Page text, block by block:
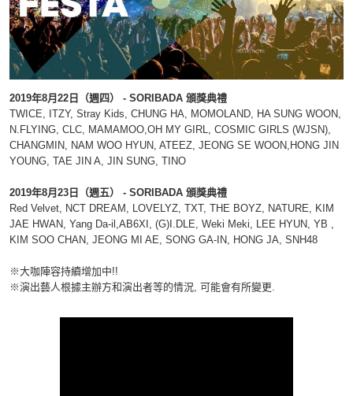
2019年8月22日（週四） - SORIBADA 頒獎典禮
TWICE, ITZY, Stray Kids, CHUNG HA, MOMOLAND, HA SUNG WOON,
N.FLYING, CLC, MAMAMOO,OH MY GIRL, COSMIC GIRLS (WJSN),
CHANGMIN, NAM WOO HYUN, ATEEZ, JEONG SE WOON,HONG JIN
YOUNG, TAE JIN A, JIN SUNG, TINO
2019年8月23日（週五） - SORIBADA 頒獎典禮
Red Velvet, NCT DREAM, LOVELYZ, TXT, THE BOYZ, NATURE, KIM
JAE HWAN, Yang Da-il,AB6XI, (G)I.DLE, Weki Meki, LEE HYUN, YB ,
KIM SOO CHAN, JEONG MI AE, SONG GA-IN, HONG JA, SNH48
※大咖陣容持續增加中!!
※演出藝人根據主辦方和演出者等的情況, 可能會有所變更.